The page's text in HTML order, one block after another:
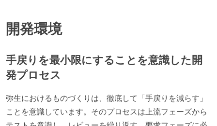
開発環境
手戻りを最小限にすることを意識した開
発プロセス
弥生におけるものづくりは、徹底して「手戻りを減らす」
ことを意識しています。そのプロセスは上流フェーズから